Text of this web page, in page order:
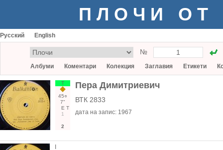
ПЛОЧИ ОТ
Русский English
№
Албуми Коментари Колекция Заглавия Етикети
Т
45○
7"
Е Т
1
2
Пера Димитриевич
ВТК 2833
дата на запис: 1967